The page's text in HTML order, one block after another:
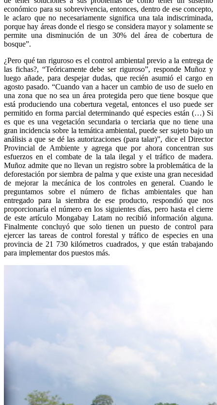
económico para su sobrevivencia, entonces, dentro de ese concepto,
le aclaro que no necesariamente significa una tala indiscriminada,
porque hay áreas donde el riesgo se considera mayor y solamente se
permite una disminución de un 30% del área de cobertura de
bosque”.
¿Pero qué tan riguroso es el control ambiental previo a la entrega de
las fichas?, “Teóricamente debe ser riguroso”, responde Muñoz y
luego añade, para despejar dudas, que recién asumió el cargo en
agosto pasado. “Cuando van a hacer un cambio de uso de suelo en
una zona que no sea un área protegida pero que tiene bosque que
está produciendo una cobertura vegetal, entonces el uso puede ser
permitido en forma parcial determinando qué especies están (…) Si
es que es una vegetación secundaria o terciaria que no tiene una
gran incidencia sobre la temática ambiental, puede ser sujeto bajo un
análisis a que se dé las autorizaciones (para talar)”, dice el Director
Provincial de Ambiente y agrega que por ahora concentran sus
esfuerzos en el combate de la tala ilegal y el tráfico de madera.
Muñoz admite que no llevan un registro sobre la problemática de la
deforestación por siembra de palma y que existe una gran necesidad
de mejorar la mecánica de los controles en general. Cuando le
preguntamos sobre el número de fichas ambientales que han
entregado para la siembra de ese producto, respondió que nos
proporcionaría el número en los siguientes días, pero hasta el cierre
de este artículo Mongabay Latam no recibió información alguna.
Finalmente concluyó que solo tienen un puesto de control para
ejercer las tareas de control forestal y tráfico de especies en una
provincia de 21 730 kilómetros cuadrados, y que están trabajando
para implementar dos puestos más.